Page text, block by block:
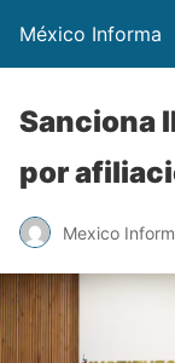
México Informa
Sanciona
por
Mexico